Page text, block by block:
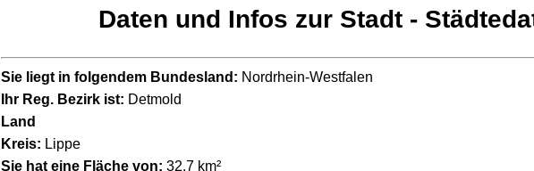
Daten und Infos zur Stadt -
Sie liegt in folgendem Bundesland: Nordrhein-Westfalen
Ihr Reg. Bezirk ist: Detmold
Land
Kreis: Lippe
Sie hat eine Fläche von: 32,7 km²